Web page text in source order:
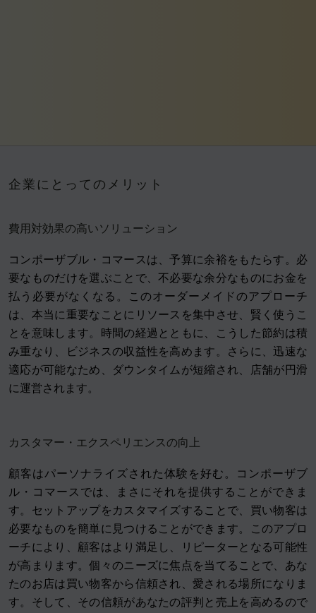
企業にとってのメリット
費用対効果の高いソリューション
コンポーザブル・コマースは、予算に余裕をもたらす。必
要なものだけを選ぶことで、不必要な余分なものにお金を
払う必要がなくなる。このオーダーメイドのアプローチ
は、本当に重要なことにリソースを集中させ、賢く使うこ
とを意味します。時間の経過とともに、こうした節約は積
み重なり、ビジネスの収益性を高めます。さらに、迅速な
適応が可能なため、ダウンタイムが短縮され、店舗が円滑
に運営されます。
カスタマー・エクスペリエンスの向上
顧客はパーソナライズされた体験を好む。コンポーザブ
ル・コマースでは、まさにそれを提供することができま
す。セットアップをカスタマイズすることで、買い物客は
必要なものを簡単に見つけることができます。このアプロ
ーチにより、顧客はより満足し、リピーターとなる可能性
が高まります。個々のニーズに焦点を当てることで、あな
たのお店は買い物客から信頼され、愛される場所になりま
す。そして、その信頼があなたの評判と売上を高めるので